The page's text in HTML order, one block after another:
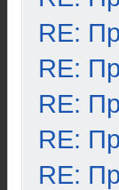
RE:
RE:
RE:
RE:
RE: